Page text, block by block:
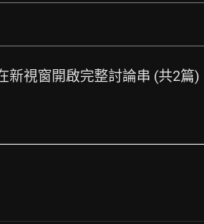
新視窗開啟完整討論串 (共2篇)